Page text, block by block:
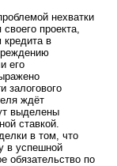
нехватки
проекта,
кредита в
его
залогового
ждёт
выделены
ставкой.
в том, что
в успешной
обязательство по